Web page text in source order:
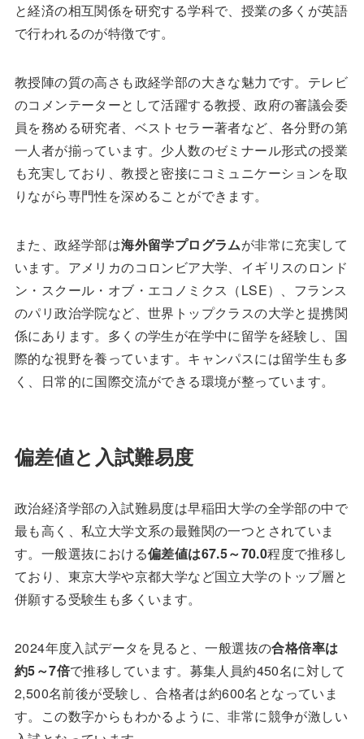
と経済の相互関係を研究する学科で、授業の多くが英語
で行われるのが特徴です。
教授陣の質の高さも政経学部の大きな魅力です。テレビ
のコメンテーターとして活躍する教授、政府の審議会委
員を務める研究者、ベストセラー著者など、各分野の第
一人者が揃っています。少人数のゼミナール形式の授業
も充実しており、教授と密接にコミュニケーションを取
りながら専門性を深めることができます。
また、政経学部は海外留学プログラムが非常に充実して
います。アメリカのコロンビア大学、イギリスのロンド
ン・スクール・オブ・エコノミクス（LSE）、フランス
のパリ政治学院など、世界トップクラスの大学と提携関
係にあります。多くの学生が在学中に留学を経験し、国
際的な視野を養っています。キャンパスには留学生も多
く、日常的に国際交流ができる環境が整っています。
偏差値と入試難易度
政治経済学部の入試難易度は早稲田大学の全学部の中で
最も高く、私立大学文系の最難関の一つとされていま
す。一般選抜における偏差値は67.5～70.0程度で推移し
ており、東京大学や京都大学など国立大学のトップ層と
併願する受験生も多くいます。
2024年度入試データを見ると、一般選抜の合格倍率は
約5～7倍で推移しています。募集人員約450名に対して
2,500名前後が受験し、合格者は約600名となっていま
す。この数字からもわかるように、非常に競争が激しい